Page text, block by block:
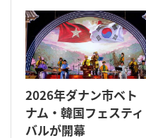
2026年ダナン市ベト
ナム・韓国フェスティ
バルが開幕